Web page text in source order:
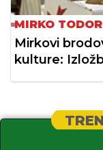
MIRKO
Mirkovi
kulture: